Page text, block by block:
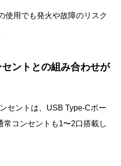
使用でも発火や故障のリスク
ントとの組み合わせが
セントは、USB Type-Cポー
常コンセントも1〜2口搭載し